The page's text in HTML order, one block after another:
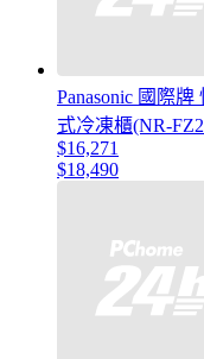
Panasonic 國際
式冷凍櫃(NR-
$16,271
$18,490